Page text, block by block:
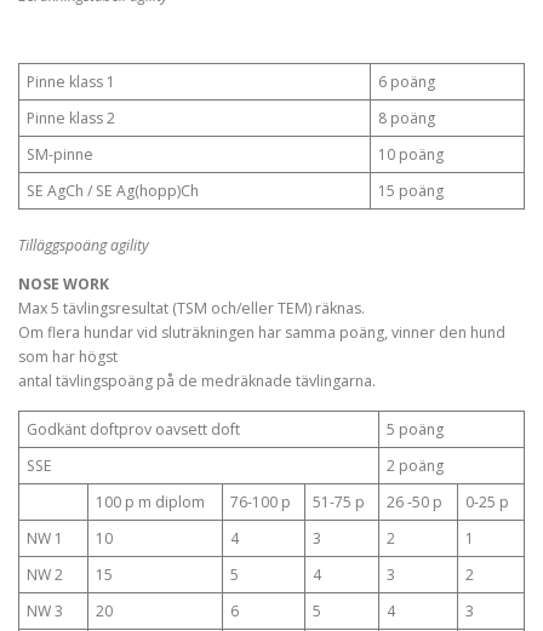
Pinne klass 1
6 poäng
Pinne klass 2
8 poäng
SM-pinne
10 poäng
SE AgCh / SE Ag(hopp)Ch
15 poäng
Tilläggspoäng agility
NOSE WORK
Max 5 tävlingsresultat (TSM och/eller TEM) räknas.
Om flera hundar vid sluträkningen har samma poäng, vinner den hund
som har högst
antal tävlingspoäng på de medräknade tävlingarna.
Godkänt doftprov oavsett doft
5 poäng
SSE
2 poäng
100 p m diplom
76-100 p 51-75 p 26 -50 p
0-25 p
NW 1
10 4 3 2
1
NW 2
15 5 4 3
2
NW 3
20 6 5 4
3